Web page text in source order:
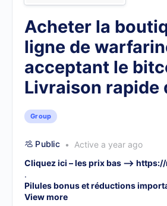
Acheter la
ligne de
acceptant le
Livraison rapide
Group
Public
Active a year ago
Cliquez ici – les prix bas –>
.
Pilules bonus et réductions
View more